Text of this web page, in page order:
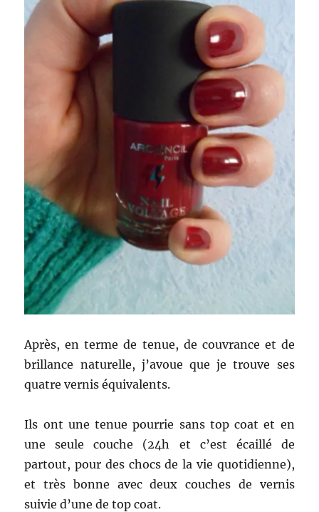
Après, en terme de tenue, de couvrance et de
brillance naturelle, j’avoue que je trouve ses
quatre vernis équivalents.
Ils ont une tenue pourrie sans top coat et en
une seule couche (24h et c’est écaillé de
partout, pour des chocs de la vie quotidienne),
et très bonne avec deux couches de vernis
suivie d’une de top coat.